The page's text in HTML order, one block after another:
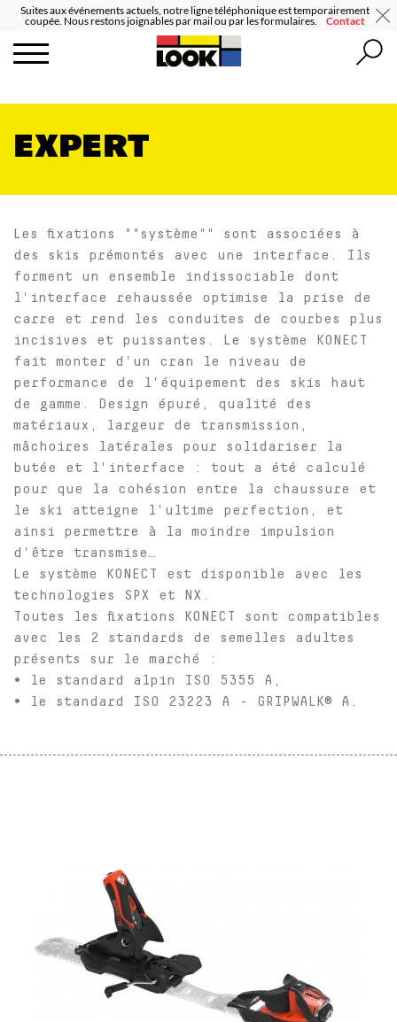
Suites aux événements actuels, notre ligne téléphonique est temporairement
coupée. Nous restons joignables par mail ou par les formulaires.
Contact
EXPERT
Les fixations ""système"" sont associées à
des skis prémontés avec une interface. Ils
forment un ensemble indissociable dont
l'interface rehaussée optimise la prise de
carre et rend les conduites de courbes plus
incisives et puissantes. Le système KONECT
fait monter d'un cran le niveau de
performance de l'équipement des skis haut
de gamme. Design épuré, qualité des
matériaux, largeur de transmission,
mâchoires latérales pour solidariser la
butée et l'interface : tout a été calculé
pour que la cohésion entre la chaussure et
le ski atteigne l'ultime perfection, et
ainsi permettre à la moindre impulsion
d'être transmise…
Le système KONECT est disponible avec les
technologies SPX et NX.
Toutes les fixations KONECT sont compatibles
avec les 2 standards de semelles adultes
présents sur le marché :
• le standard alpin ISO 5355 A,
• le standard ISO 23223 A - GRIPWALK® A.